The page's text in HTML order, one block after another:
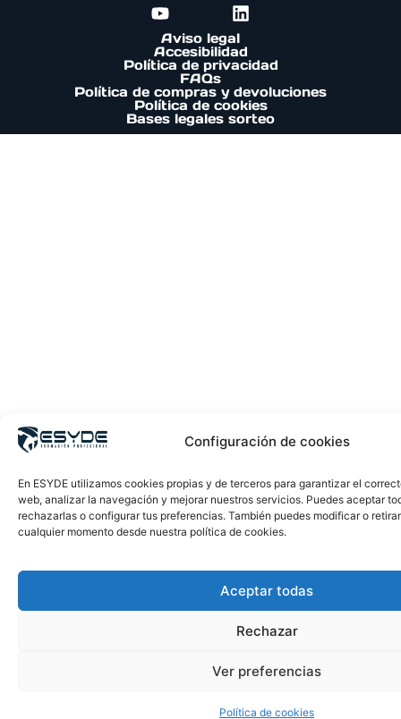
Configuración de cookies
En ESYDE utilizamos cookies propias y de terceros para garantizar el
web, analizar la navegación y mejorar nuestros servicios. Puedes aceptar
rechazarlas o configurar tus preferencias. También puedes modificar o
cualquier momento desde nuestra política de cookies.
Aceptar todas
Rechazar
Ver preferencias
Política de cookies
Aviso legal
Accesibilidad
Política de privacidad
FAQs
Política de compras y devoluciones
Política de cookies
Bases legales sorteo